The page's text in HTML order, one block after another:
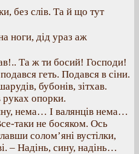
без слів. Та й що тут
ноги, дід ураз аж
Та ж ти босий! Господи!
геть. Подався в сіни.
бубонів, зітхав.
руках опорки.
нема… І валянців нема…
таки не босяком. Ось
солом’яні вустілки,
– Надінь, сину, надінь…